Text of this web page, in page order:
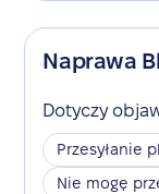
Naprawa
Dotyczy
Przesyłanie
Nie mogę